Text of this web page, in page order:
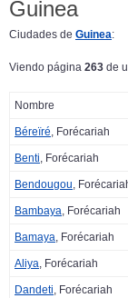
Guinea
Ciudades de Guinea:
Viendo página 263 de
Nombre
Béreïré, Forécariah
Benti, Forécariah
Bendougou,
Bambaya, Forécariah
Bamaya, Forécariah
Aliya, Forécariah
Dandeti, Forécariah